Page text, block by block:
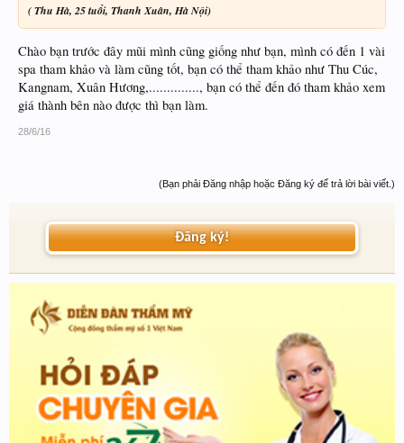
( Thu Hà, 25 tuổi, Thanh Xuân, Hà Nội)
Chào bạn trước đây mũi mình cũng giống như bạn, mình có đến 1 vài
spa tham khảo và làm cũng tốt, bạn có thể tham khảo như Thu Cúc,
Kangnam, Xuân Hương,.............., bạn có thể đến đó tham khảo xem
giá thành bên nào được thì bạn làm.
28/6/16
(Bạn phải Đăng nhập hoặc Đăng ký để trả lời bài viết.)
Đăng ký!